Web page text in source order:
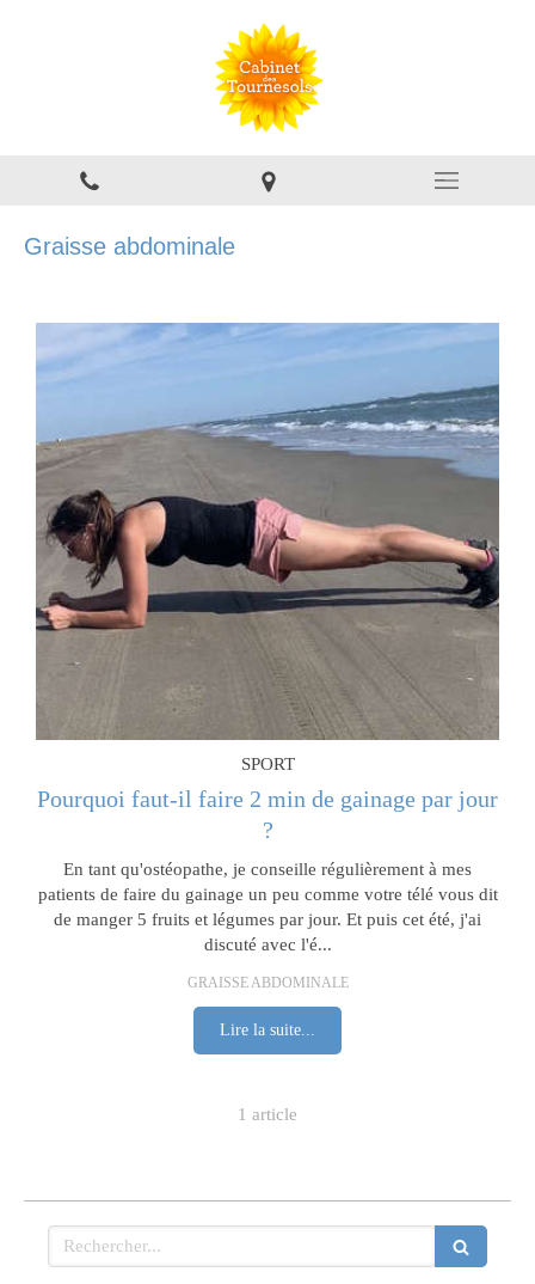
Graisse abdominale
SPORT
Pourquoi faut-il faire 2 min de gainage par jour
?
En tant qu'ostéopathe, je conseille régulièrement à mes
patients de faire du gainage un peu comme votre télé vous dit
de manger 5 fruits et légumes par jour. Et puis cet été, j'ai
discuté avec l'é...
GRAISSE ABDOMINALE
Lire la suite...
1 article
Rechercher